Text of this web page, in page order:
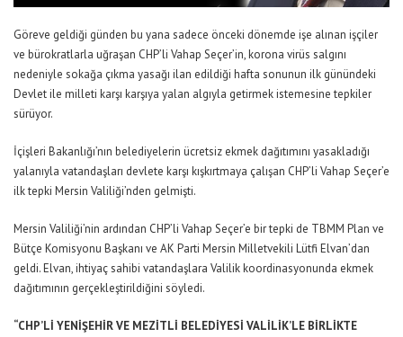
Göreve geldiği günden bu yana sadece önceki dönemde işe alınan işçiler
ve bürokratlarla uğraşan CHP’li Vahap Seçer’in, korona virüs salgını
nedeniyle sokağa çıkma yasağı ilan edildiği hafta sonunun ilk günündeki
Devlet ile milleti karşı karşıya yalan algıyla getirmek istemesine tepkiler
sürüyor.
İçişleri Bakanlığı’nın belediyelerin ücretsiz ekmek dağıtımını yasakladığı
yalanıyla vatandaşları devlete karşı kışkırtmaya çalışan CHP’li Vahap Seçer’e
ilk tepki Mersin Valiliği’nden gelmişti.
Mersin Valiliği’nin ardından CHP’li Vahap Seçer’e bir tepki de TBMM Plan ve
Bütçe Komisyonu Başkanı ve AK Parti Mersin Milletvekili Lütfi Elvan’dan
geldi. Elvan, ihtiyaç sahibi vatandaşlara Valilik koordinasyonunda ekmek
dağıtımının gerçekleştirildiğini söyledi.
“CHP’Lİ YENİŞEHİR VE MEZİTLİ BELEDİYESİ VALİLİK’LE BİRLİKTE